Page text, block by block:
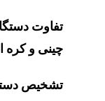
تفاوت
چینی و کره
تشخیص